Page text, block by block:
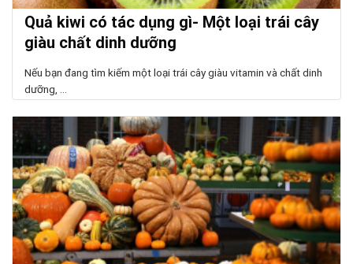
Quả kiwi có tác dụng gì- Một loại trái cây
giàu chất dinh dưỡng
Nếu bạn đang tìm kiếm một loại trái cây giàu vitamin và chất dinh
dưỡng, ...